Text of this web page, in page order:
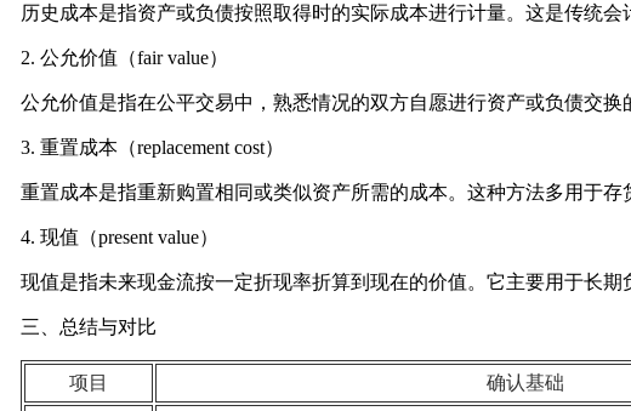
历史成本是指资产或负债按照取得时的实际成本进行计量。这是传统
2. 公允价值（fair value）
公允价值是指在公平交易中，熟悉情况的双方自愿进行资产或负债交
3. 重置成本（replacement cost）
重置成本是指重新购置相同或类似资产所需的成本。这种方法多用于存
4. 现值（present value）
现值是指未来现金流按一定折现率折算到现在的价值。它主要用于长
三、总结与对比
项目 确认基础